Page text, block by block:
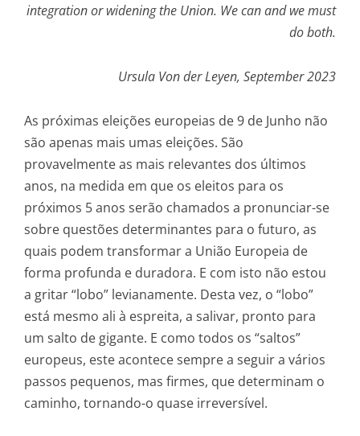
integration or widening the Union. We can and we must
do both.
Ursula Von der Leyen, September 2023
As próximas eleições europeias de 9 de Junho não
são apenas mais umas eleições. São
provavelmente as mais relevantes dos últimos
anos, na medida em que os eleitos para os
próximos 5 anos serão chamados a pronunciar-se
sobre questões determinantes para o futuro, as
quais podem transformar a União Europeia de
forma profunda e duradora. E com isto não estou
a gritar “lobo” levianamente. Desta vez, o “lobo”
está mesmo ali à espreita, a salivar, pronto para
um salto de gigante. E como todos os “saltos”
europeus, este acontece sempre a seguir a vários
passos pequenos, mas firmes, que determinam o
caminho, tornando-o quase irreversível.